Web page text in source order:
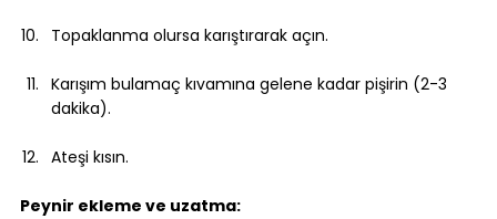
Topaklanma olursa karıştırarak açın.
Karışım bulamaç kıvamına gelene kadar pişirin (2-3
dakika).
Ateşi kısın.
Peynir ekleme ve uzatma: